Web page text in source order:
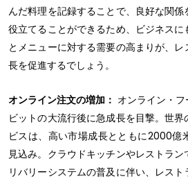
んだ料理を記録することで、良好な関
役立てることができるため、ビジネス
とメニューに対する需要の高まりが、
長を促進するでしょう。
オンライン注文の増加： オンライン・
ビットの大流行後に急成長を目撃。世
ビスは、高い市場成長とともに2000億
見込み。クラウドキッチンやレストラ
リバリーシステムの普及に伴い、レス